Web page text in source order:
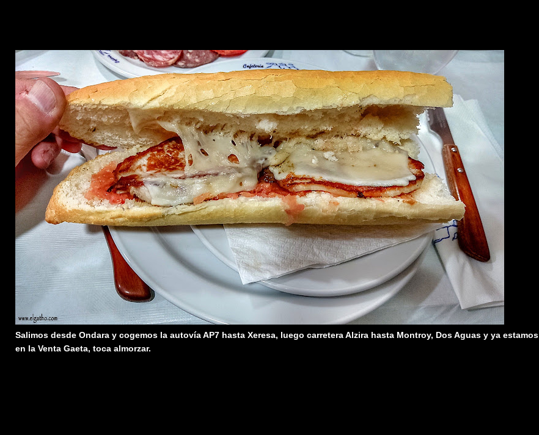
Salimos desde Ondara y cogemos la autovía AP7 hasta Xeresa, luego carretera Alzira hasta Montroy, Dos Aguas y ya estamos
en la Venta Gaeta, toca almorzar.